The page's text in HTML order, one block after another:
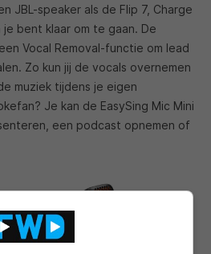
JBL-speaker als de Flip 7, Charge
bent klaar om te gaan. De
Vocal Removal-functie om lead
Zo kun jij de vocals overnemen
muziek tijdens je eigen
Je kan de EasySing Mic Mini
een podcast opnemen of